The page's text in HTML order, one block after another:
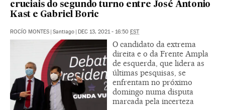
cruciais do segundo turno entre José Antonio
Kast e Gabriel Boric
ROCÍO MONTES Santiago DEC 13, 2021 - 16:50 EST
O candidato da extrema
direita e o da Frente Ampla
de esquerda, que lidera as
últimas pesquisas, se
enfrentam no próximo
domingo numa disputa
marcada pela incerteza